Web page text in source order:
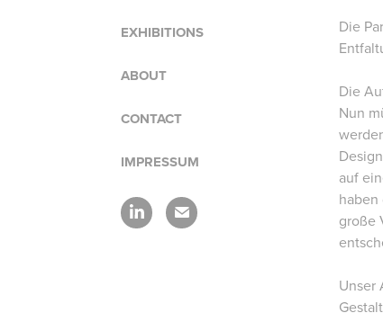
EXHIBITIONS
ABOUT
CONTACT
IMPRESSUM
Die
Die
Nun
auf
große
Unser